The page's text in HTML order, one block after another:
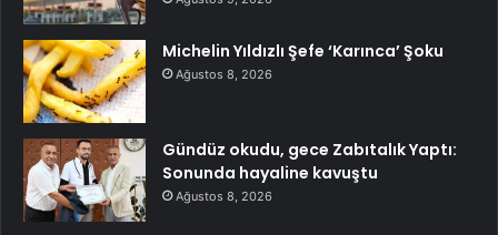
Michelin Yıldızlı Şefe ‘Karınca’ Şoku
Ağustos 8, 2026
Gündüz okudu, gece Zabıtalık Yaptı:
Sonunda hayaline kavuştu
Ağustos 8, 2026